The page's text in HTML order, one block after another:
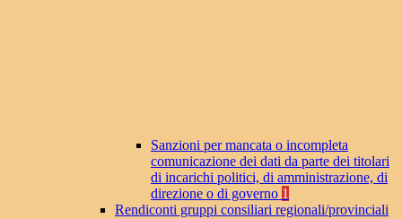
Sanzioni per mancata o incompleta
comunicazione dei dati da parte dei titolari
di incarichi politici, di amministrazione, di
direzione o di governo 1
Rendiconti gruppi consiliari regionali/provinciali